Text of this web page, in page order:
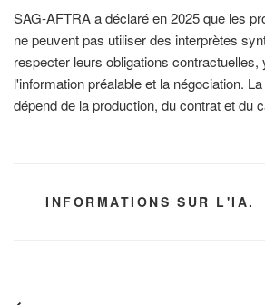
SAG-AFTRA a déclaré en 2025 que les
ne peuvent pas utiliser des interprètes
respecter leurs obligations contractuelles,
l'information préalable et la négociation.
dépend de la production, du contrat et du
CATÉGORIES
INFORMATIONS SUR L'IA.